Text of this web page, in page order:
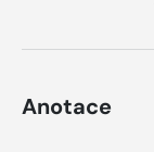
Anotace